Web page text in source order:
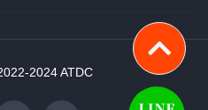
2024 ATDC